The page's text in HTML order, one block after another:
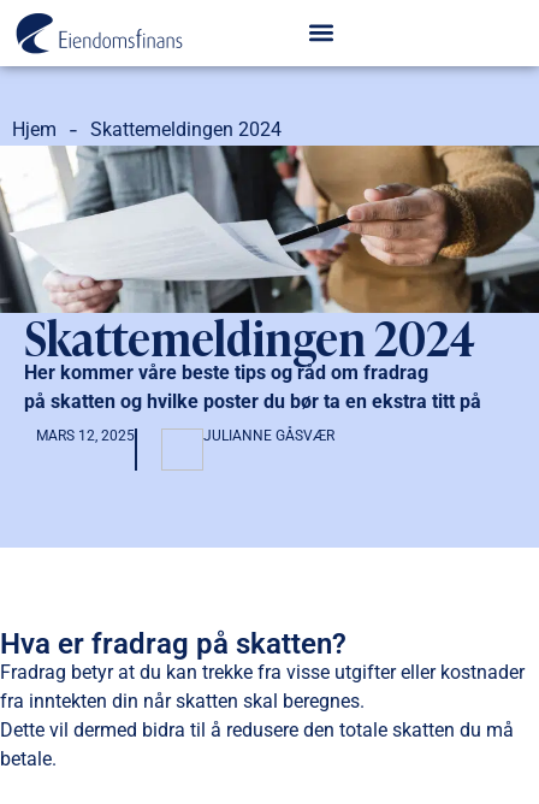
Hjem - Skattemeldingen 2024
Skattemeldingen 2024
Her kommer våre beste tips og råd om fradrag
på skatten og hvilke poster du bør ta en ekstra titt på
MARS 12, 2025 JULIANNE GÅSVÆR
Hva er fradrag på skatten?
Fradrag betyr at du kan trekke fra visse utgifter eller kostnader
fra inntekten din når skatten skal beregnes.
Dette vil dermed bidra til å redusere den totale skatten du må
betale.